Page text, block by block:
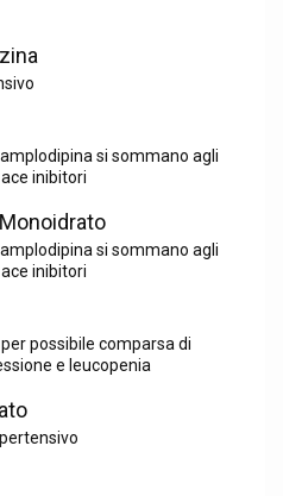
si sommano agli
inibitori
si sommano agli
inibitori
possibile comparsa di
e leucopenia